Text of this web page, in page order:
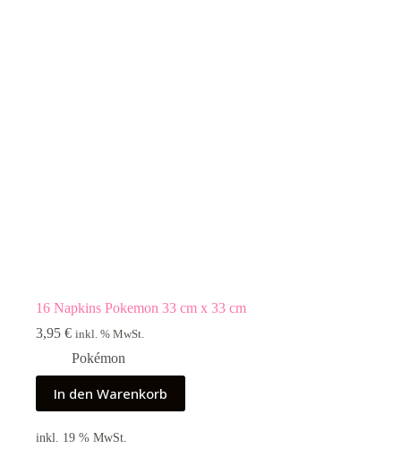
16 Napkins Pokemon 33 cm x 33 cm
3,95 € inkl. % MwSt.
Pokémon
In den Warenkorb
inkl. 19 % MwSt.